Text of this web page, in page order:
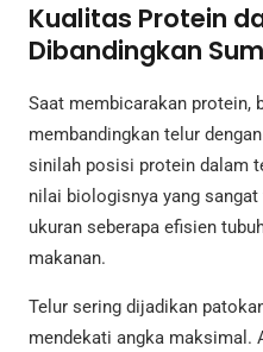
Kualitas Protein
Dibandingkan
Saat membicarakan protein,
membandingkan telur
sinilah posisi protein dalam
nilai biologisnya yang
ukuran seberapa efisien
makanan.
Telur sering dijadikan
mendekati angka maksimal.